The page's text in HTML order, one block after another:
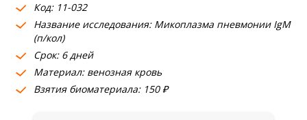
Пациентам
О компании
Где сдать
Партнерам
Код: 11-032
Название исследования: Микоплазма пневмонии IgM
(п/кол)
Срок: 6 дней
Материал: венозная кровь
Взятия биоматериала: 150 ₽